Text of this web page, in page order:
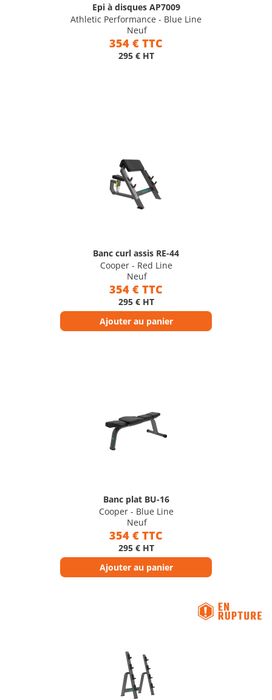
Epi à disques AP7009
Athletic Performance - Blue Line
Neuf
354 € TTC
295 € HT
Banc curl assis RE-44
Cooper - Red Line
Neuf
354 € TTC
295 € HT
Ajouter au panier
Banc plat BU-16
Cooper - Blue Line
Neuf
354 € TTC
295 € HT
Ajouter au panier